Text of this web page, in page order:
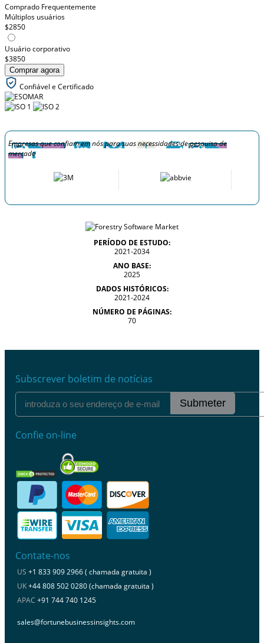
Comprado Frequentemente
Múltiplos usuários
$2850
Usuário corporativo
$3850
Comprar agora
Confiável e Certificado
Empresas que confiam em nós para suas necessidades de pesquisa de
mercado
PERÍODO DE ESTUDO:
2021-2034
ANO BASE:
2025
DADOS HISTÓRICOS:
2021-2024
NÚMERO DE PÁGINAS:
70
Subscrever boletim de notícias
Submeter
Confie on-line
Contate-nos
US +1 833 909 2966 ( chamada gratuita )
UK+44 808 502 0280 (chamada gratuita )
APAC +91 744 740 1245
sales@fortunebusinessinsights.com